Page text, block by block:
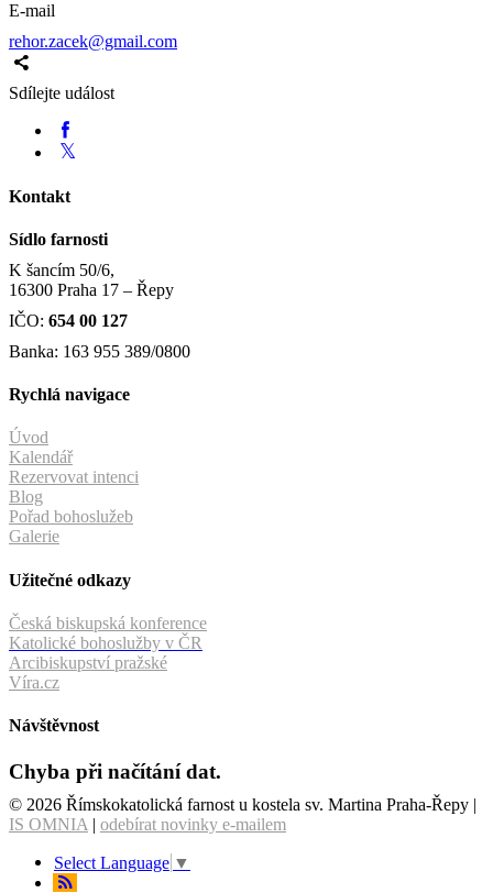
E-mail
rehor.zacek@gmail.com
Sdílejte událost
Kontakt
Sídlo farnosti
K šancím 50/6,
16300 Praha 17 – Řepy
IČO: 654 00 127
Banka: 163 955 389/0800
Rychlá navigace
Úvod
Kalendář
Rezervovat intenci
Blog
Pořad bohoslužeb
Galerie
Užitečné odkazy
Česká biskupská konference
Katolické bohoslužby v ČR
Arcibiskupství pražské
Víra.cz
Návštěvnost
Chyba při načítání dat.
© 2026 Římskokatolická farnost u kostela sv. Martina Praha-Řepy |
IS OMNIA | odebírat novinky e-mailem
Select Language ▼